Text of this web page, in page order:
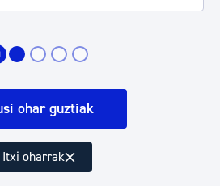
ohar guztiak
Itxi oharrak